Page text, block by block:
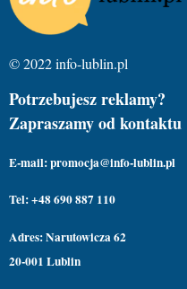
© 2022 info-lublin.pl
Potrzebujesz reklamy?
Zapraszamy od kontaktu
E-mail: promocja@info-lublin.pl
Tel: +48 690 887 110
Adres: Narutowicza 62
20-001 Lublin